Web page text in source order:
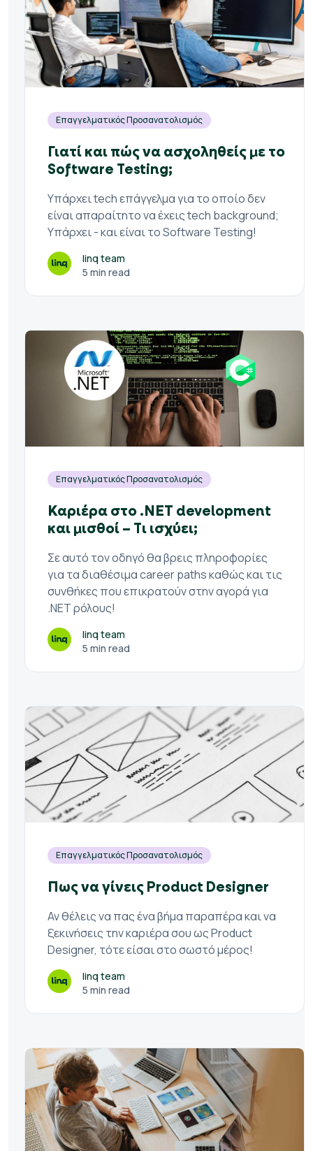
Επαγγελματικός Προσανατολισμός
Γιατί και πώς να ασχοληθείς με το
Software Testing;
Υπάρχει tech επάγγελμα για το οποίο δεν
είναι απαραίτητο να έχεις tech background;
Υπάρχει - και είναι τo Software Testing!
linq team
5 min read
Επαγγελματικός Προσανατολισμός
Καριέρα στο .ΝΕΤ development
και μισθοί – Tι ισχύει;
Σε αυτό τον οδηγό θα βρεις πληροφορίες
για τα διαθέσιμα career paths καθώς και τις
συνθήκες που επικρατούν στην αγορά για
.NET ρόλους!
linq team
5 min read
Επαγγελματικός Προσανατολισμός
Πως να γίνεις Product Designer
Αν θέλεις να πας ένα βήμα παραπέρα και να
ξεκινήσεις την καριέρα σου ως Product
Designer, τότε είσαι στο σωστό μέρος!
linq team
5 min read